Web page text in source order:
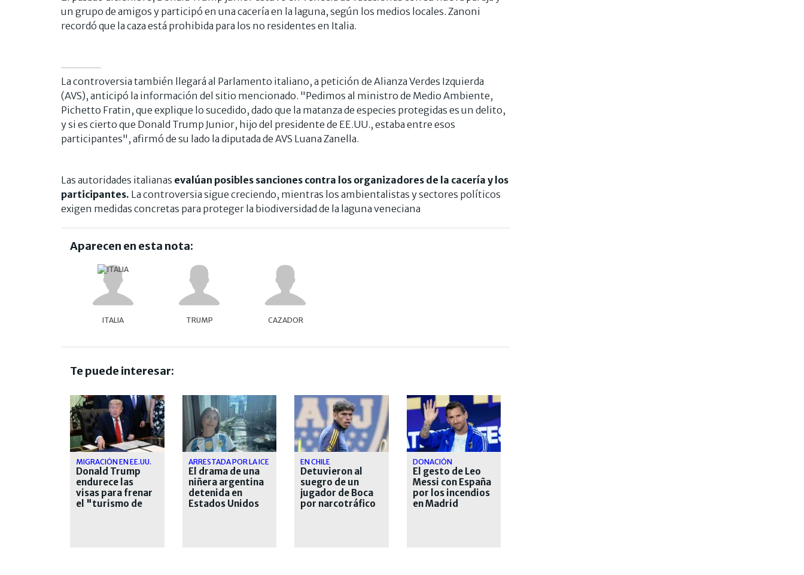
un grupo de amigos y participó en una cacería en la laguna, según los medios locales. Zanoni
recordó que la caza está prohibida para los no residentes en Italia.
La controversia también llegará al Parlamento italiano, a petición de Alianza Verdes Izquierda
(AVS), anticipó la información del sitio mencionado. "Pedimos al ministro de Medio Ambiente,
Pichetto Fratin, que explique lo sucedido, dado que la matanza de especies protegidas es un delito,
y si es cierto que Donald Trump Junior, hijo del presidente de EE.UU., estaba entre esos
participantes", afirmó de su lado la diputada de AVS Luana Zanella.
Las autoridades italianas evalúan posibles sanciones contra los organizadores de la cacería y los
participantes. La controversia sigue creciendo, mientras los ambientalistas y sectores políticos
exigen medidas concretas para proteger la biodiversidad de la laguna veneciana
Aparecen en esta nota:
ITALIA TRUMP CAZADOR
Te puede interesar:
MIGRACIÓN EN EE.UU.
Donald Trump
endurece las
visas para frenar
el "turismo de
ARRESTADA POR LA ICE
El drama de una
niñera argentina
detenida en
Estados Unidos
EN CHILE
Detuvieron al
suegro de un
jugador de Boca
por narcotráfico
DONACIÓN
El gesto de Leo
Messi con España
por los incendios
en Madrid